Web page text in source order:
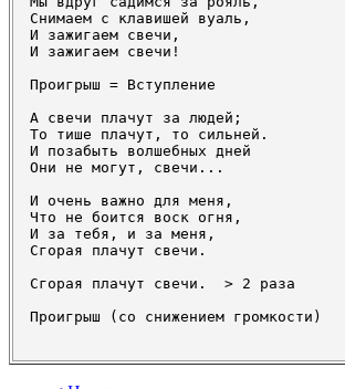
Снимаем с клавишей вуаль,
И зажигаем свечи,
И зажигаем свечи!
Проигрыш = Вступление
А свечи плачут за людей;
То тише плачут, то сильней.
И позабыть волшебных дней
Они не могут, свечи...
И очень важно для
Что не боится воск огня,
И за тебя, и за меня,
Сгорая плачут свечи.
Сгорая плачут свечи.  > 2 раза